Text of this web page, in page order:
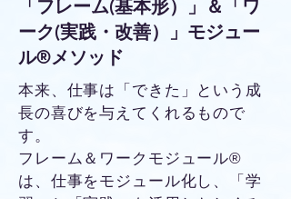
「フレーム(基本形）」＆「ワ
ーク(実践・改善）」モジュー
ル®メソッド
本来、仕事は「できた」という成
長の喜びを与えてくれるもので
す。
フレーム＆ワークモジュール®
は、仕事をモジュール化し、「学
習」と「実践」を活用したしくみ